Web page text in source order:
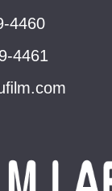
4460
4461